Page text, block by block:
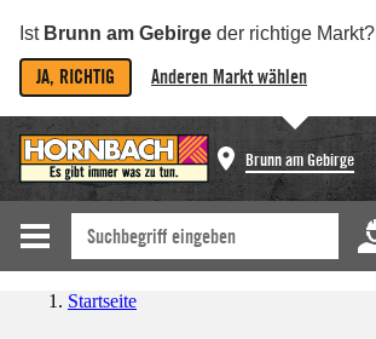
Ist Brunn am Gebirge der richtige Markt?
JA, RICHTIG Anderen Markt wählen
Brunn am Gebirge
Startseite